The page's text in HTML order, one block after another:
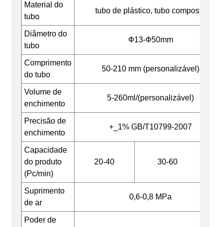
Material do
tubo
tubo de plástico, tubo composto
Diâmetro do
tubo
Ф13-Ф50mm
Comprimento
do tubo
50-210 mm (personalizável)
Volume de
enchimento
5-260ml/(personalizável)
Precisão de
enchimento
+_1% GB/T10799-2007
Capacidade
do produto
(Pc/min)
20-40 30-60
Suprimento
de ar
0,6-0,8 MPa
Poder de